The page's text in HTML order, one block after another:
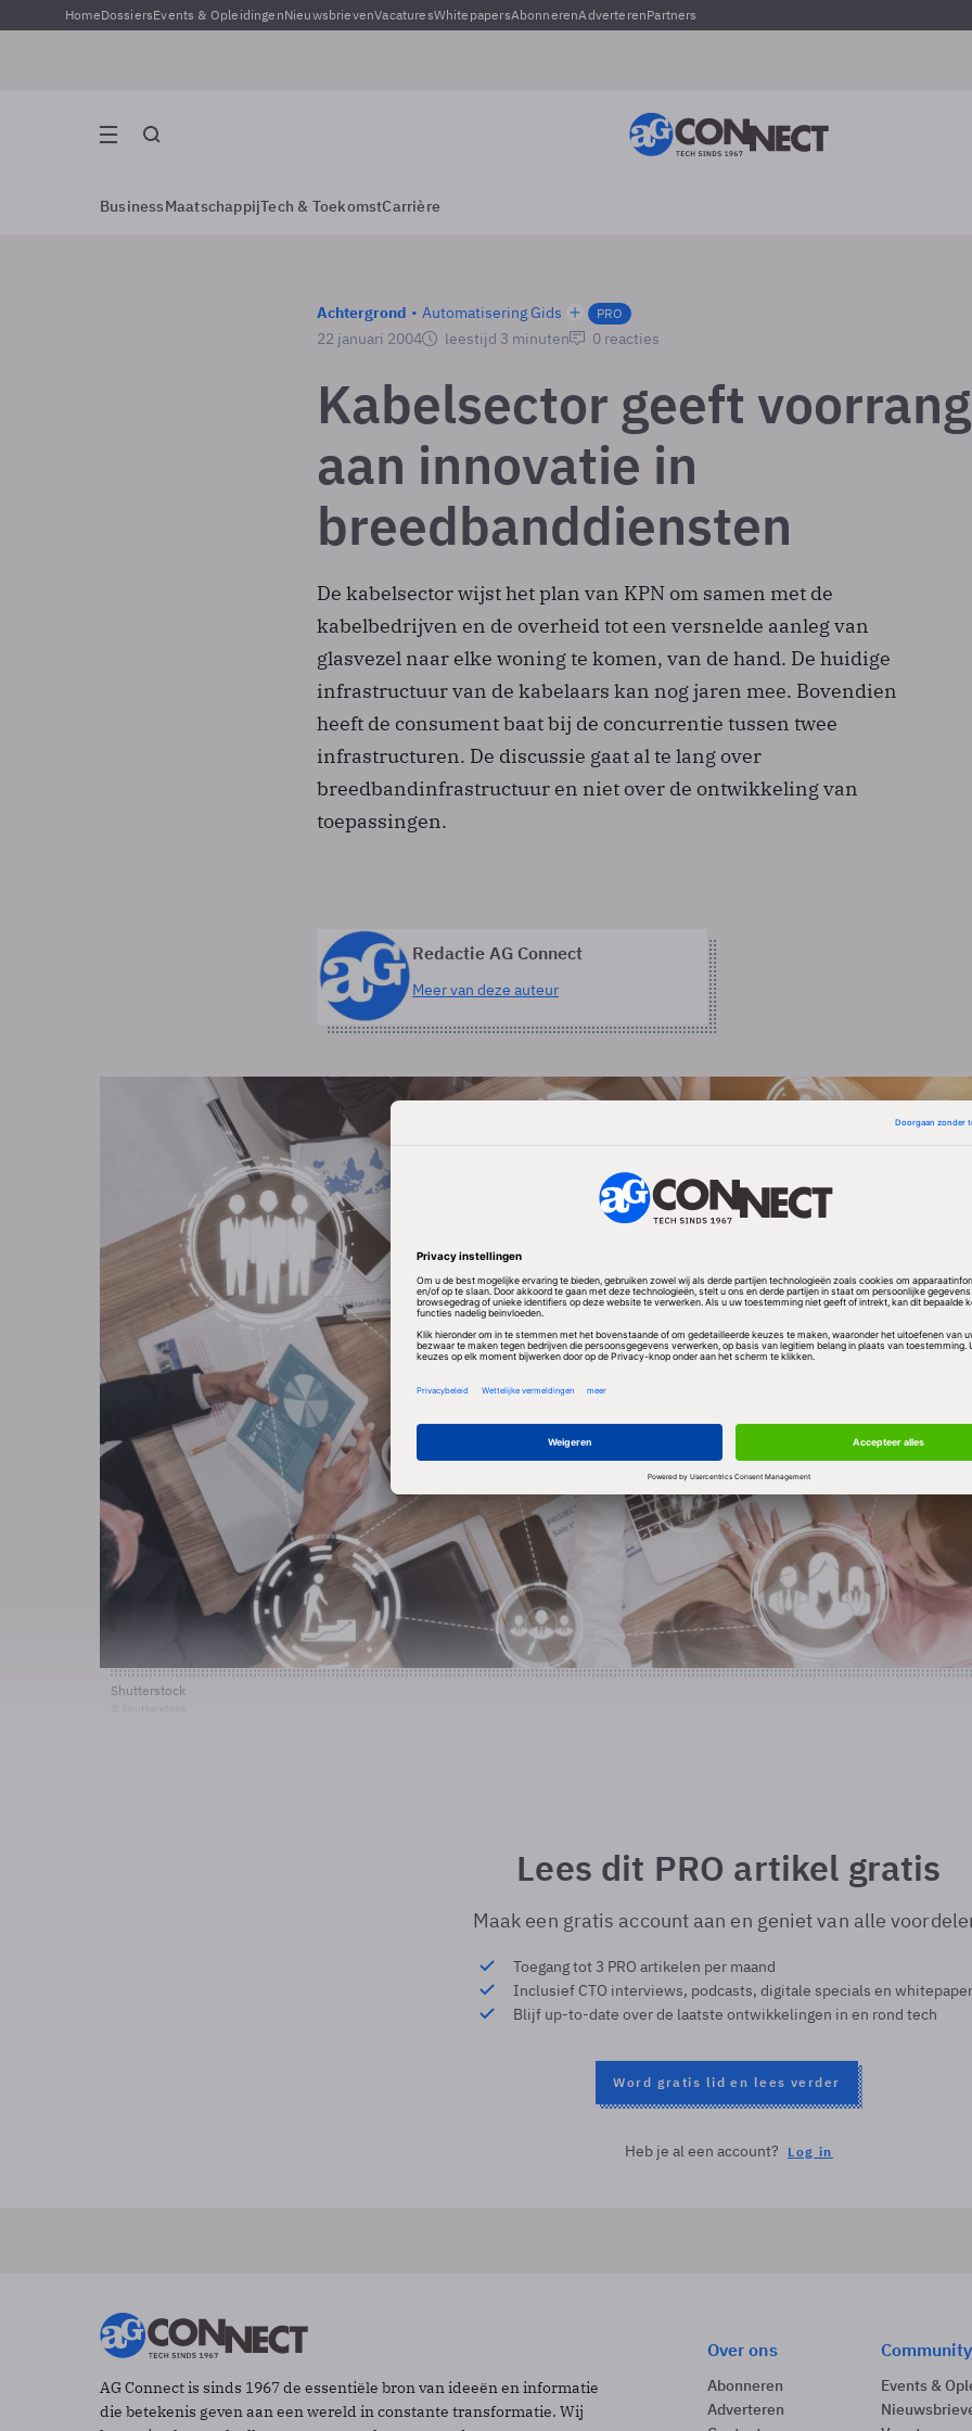
HomeDossiersEvents & OpleidingenNieuwsbrievenVacaturesWhitepapersAbonnerenAdverterenPartners
BusinessMaatschappijTech & ToekomstCarrière
Achtergrond Automatisering Gids PRO
22 januari 2004 leestijd 3 minuten 0 reacties
Kabelsector geeft voorrang
aan innovatie in
breedbanddiensten
De kabelsector wijst het plan van KPN om samen met de
kabelbedrijven en de overheid tot een versnelde aanleg van
glasvezel naar elke woning te komen, van de hand. De huidige
infrastructuur van de kabelaars kan nog jaren mee. Bovendien
heeft de consument baat bij de concurrentie tussen twee
infrastructuren. De discussie gaat al te lang over
breedbandinfrastructuur en niet over de ontwikkeling van
toepassingen.
Redactie AG Connect
Meer van deze auteur
Shutterstock
Lees dit PRO artikel gratis
Maak een gratis account aan en geniet van alle
Toegang tot 3 PRO artikelen per maand
Inclusief CTO interviews, podcasts, digitale specials en
Blijf up-to-date over de laatste ontwikkelingen in en rond tech
Word gratis lid en lees verder
Heb je al een account? Log in
AG Connect is sinds 1967 de essentiële bron van ideeën en informatie
die betekenis geven aan een wereld in constante transformatie. Wij
Over ons
Abonneren
Adverteren
Community
Events &